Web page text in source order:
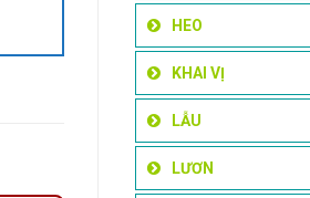
HEO
KHAI VỊ
LẪU
LƯƠN